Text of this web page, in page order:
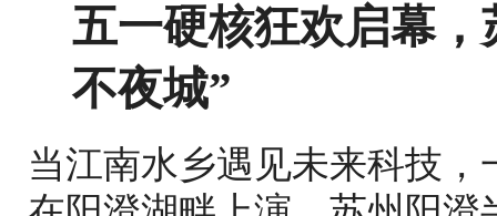
五一硬核狂欢启幕
不夜城”
当江南水乡遇见未来科技